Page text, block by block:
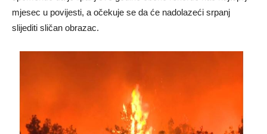
mjesec u povijesti, a očekuje se da će nadolazeći srpanj
slijediti sličan obrazac.